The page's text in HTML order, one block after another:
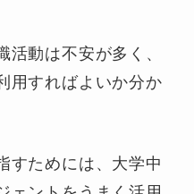
活動は不安が多く、
用すればよいか分か
すためには、大学中